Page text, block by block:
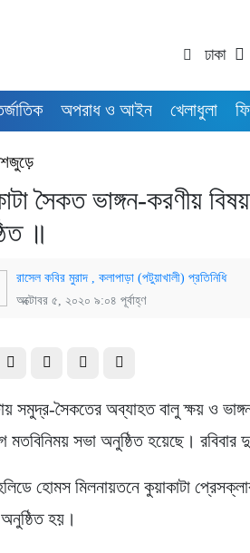
ঢাকা
অপরাধ ও আইন খেলাধুলা
সৈকত ভাঙ্গন-করণীয়
॥
রাসেল কবির মুরাদ , কলাপাড়া (পটুয়াখালী) প্রতিনিধি
অক্টোবর ৫, ২০২০ ৯:০৪ পূর্বাহ্ণ
সমুদ্র-সৈকতের অব্যাহত বালু ক্ষয় ও
মতবিনিময় সভা অনুষ্ঠিত হয়েছে। রবিবার
হোমস মিলনায়তনে কুয়াকাটা
হয়।